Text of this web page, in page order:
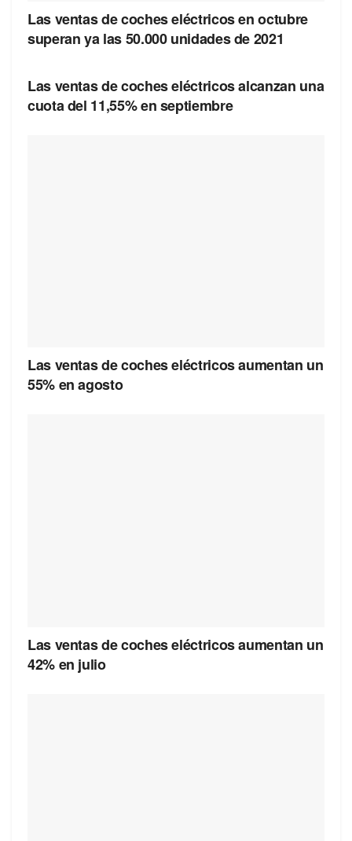
Las ventas de coches eléctricos en octubre
superan ya las 50.000 unidades de 2021
Las ventas de coches eléctricos alcanzan una
cuota del 11,55% en septiembre
Las ventas de coches eléctricos aumentan un
55% en agosto
Las ventas de coches eléctricos aumentan un
42% en julio